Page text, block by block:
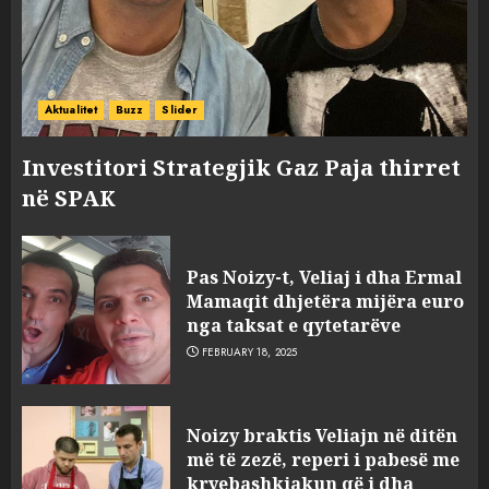
Aktualitet Buzz Slider
Investitori Strategjik Gaz Paja thirret
në SPAK
Pas Noizy-t, Veliaj i dha Ermal
Mamaqit dhjetëra mijëra euro
nga taksat e qytetarëve
FEBRUARY 18, 2025
Noizy braktis Veliajn në ditën
më të zezë, reperi i pabesë me
kryebashkiakun që i dha
3
sulmuan “One Albania”,
ngjarja u fsheh. A u vodhën
serverat?
çfarë dënimi kërkon për
Mariela dhe Antonela